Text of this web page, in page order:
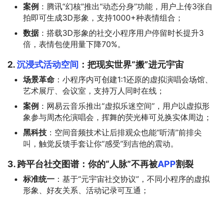
案例 ：腾讯“幻核”推出“动态分身”功能，用户上传3张自
拍即可生成3D形象，支持1000+种表情组合；
数据：搭载3D形象的社交小程序用户停留时长提升3
倍，表情包使用量下降70%。
2.沉浸式活动空间 ：把现实世界“搬”进元宇宙
场景革命 ：小程序内可创建1:1还原的虚拟演唱会场馆、
艺术展厅、会议室，支持万人同时在线；
案例 ：网易云音乐推出“虚拟乐迷空间”，用户以虚拟形
象参与周杰伦演唱会，挥舞的荧光棒可兑换实体周边；
黑科技 ：空间音频技术让后排观众也能“听清”前排尖
叫，触觉反馈手套让你“感受”到吉他的震动。
3. 跨平台社交图谱：你的“人脉”不再被APP割裂
标准统一 ：基于“元宇宙社交协议”，不同小程序的虚拟
形象、好友关系、活动记录可互通；